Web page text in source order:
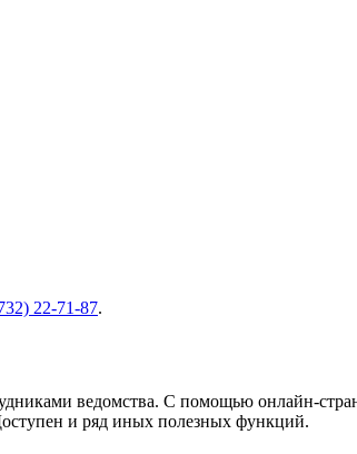
22-71-87.
ведомства. С помощью онлайн-
и ряд иных полезных функций.